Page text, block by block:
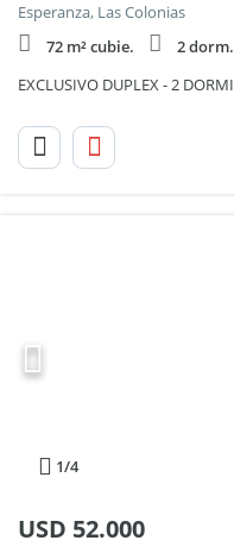
Esperanza, Las Colonias
72 m² cubie.
2 dorm.
1/4
USD 52.000